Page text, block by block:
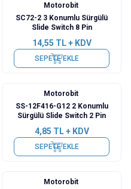
Motorobit
SC72-2 3 Konumlu Sürgülü
Slide Switch 8 Pin
14,55 TL + KDV
SEPETE EKLE
Motorobit
SS-12F416-G12 2 Konumlu
Sürgülü Slide Switch 2 Pin
4,85 TL + KDV
SEPETE EKLE
Motorobit